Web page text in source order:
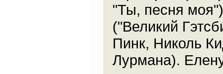
"Ты, песня
("Великий
Пинк, Николь
Лурмана).